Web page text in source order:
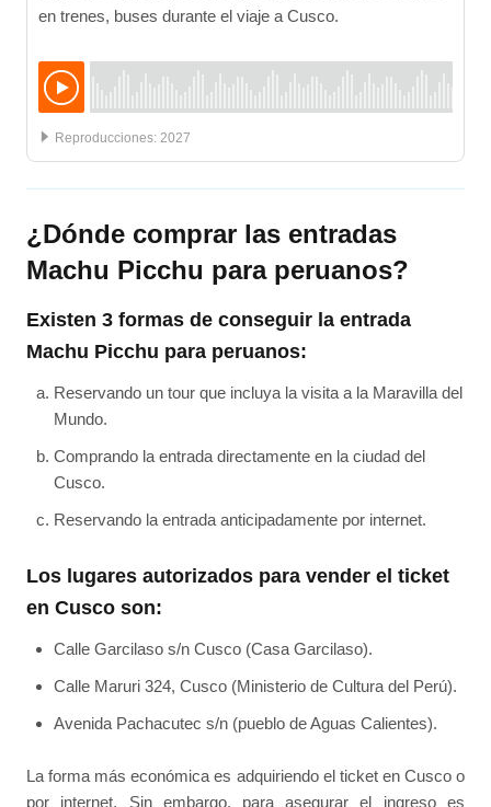
en trenes, buses durante el viaje a Cusco.
:2027
¿Dónde comprar las entradas
Machu Picchu para peruanos?
Existen 3 formas de conseguir la entrada
Machu Picchu para peruanos:
Reservando un tour que incluya la visita a la Maravilla del
Mundo.
Comprando la entrada directamente en la ciudad del
Cusco.
Reservando la entrada anticipadamente por internet.
Los lugares autorizados para vender el ticket
en Cusco son:
Calle Garcilaso s/n Cusco (Casa Garcilaso).
Calle Maruri 324, Cusco (Ministerio de Cultura del Perú).
Avenida Pachacutec s/n (pueblo de Aguas Calientes).
La forma más económica es adquiriendo el ticket en Cusco o
por internet. Sin embargo, para asegurar el ingreso es